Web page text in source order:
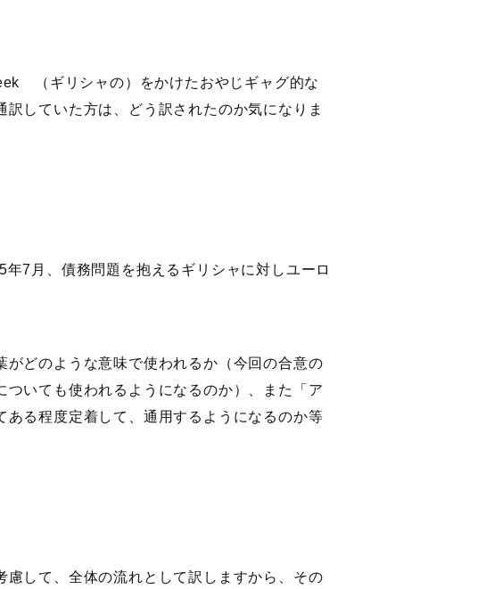
（ギリシャの）をかけたおやじギャグ的な
していた方は、どう訳されたのか気になりま
7月、債務問題を抱えるギリシャに対しユーロ
どのような意味で使われるか（今回の合意の
いても使われるようになるのか）、また「ア
る程度定着して、通用するようになるのか等
して、全体の流れとして訳しますから、その